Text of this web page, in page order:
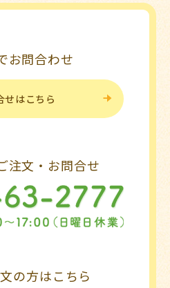
お問合わせ
せはこちら
注文・お問合せ
の方はこちら